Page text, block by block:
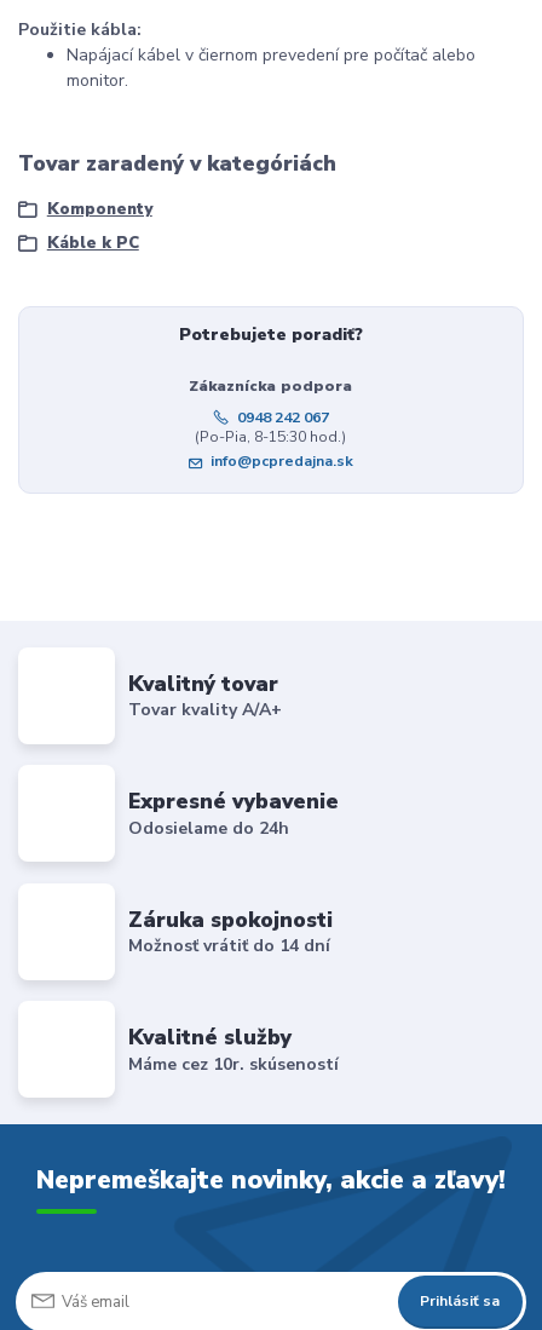
Použitie kábla:
Napájací kábel v čiernom prevedení pre počítač alebo
monitor.
Tovar zaradený v kategóriách
Komponenty
Káble k PC
Potrebujete poradiť?
Zákaznícka podpora
0948 242 067
(Po-Pia, 8-15:30 hod.)
info@pcpredajna.sk
Kvalitný tovar
Tovar kvality A/A+
Expresné vybavenie
Odosielame do 24h
Záruka spokojnosti
Možnosť vrátiť do 14 dní
Kvalitné služby
Máme cez 10r. skúseností
Nepremeškajte novinky, akcie a zľavy!
Prihlásiť sa